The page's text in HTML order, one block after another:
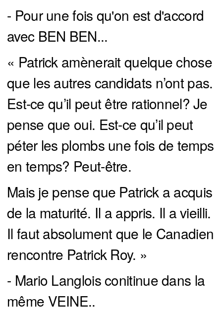
- Pour une fois qu'on est d'accord
avec BEN BEN...
« Patrick amènerait quelque chose
que les autres candidats n’ont pas.
Est-ce qu’il peut être rationnel? Je
pense que oui. Est-ce qu’il peut
péter les plombs une fois de temps
en temps? Peut-être.
Mais je pense que Patrick a acquis
de la maturité. Il a appris. Il a vieilli.
Il faut absolument que le Canadien
rencontre Patrick Roy. »
- Mario Langlois conitinue dans la
même VEINE..